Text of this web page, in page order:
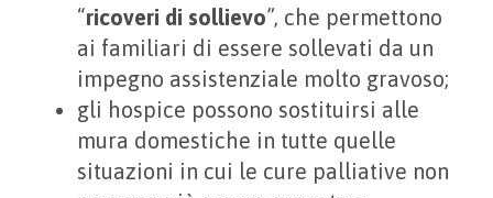
“ricoveri di sollievo”, che permettono
ai familiari di essere sollevati da un
impegno assistenziale molto gravoso;
gli hospice possono sostituirsi alle
mura domestiche in tutte quelle
situazioni in cui le cure palliative non